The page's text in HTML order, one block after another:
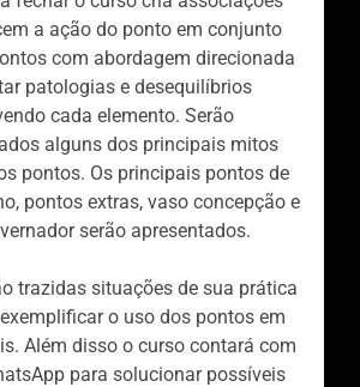
a ação do ponto em conjunto
com abordagem direcionada
patologias e desequilíbrios
cada elemento. Serão
alguns dos principais mitos
pontos. Os principais pontos de
pontos extras, vaso concepção e
serão apresentados.
trazidas situações de sua prática
o uso dos pontos em
Além disso o curso contará com
para solucionar possíveis